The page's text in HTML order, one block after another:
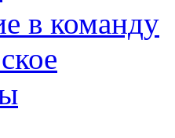
в команду